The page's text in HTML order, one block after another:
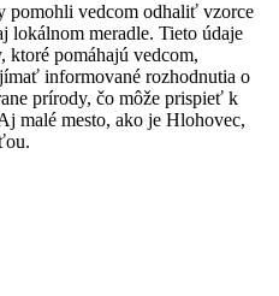
pomohli vedcom odhaliť vzorce
lokálnom meradle. Tieto údaje
ktoré pomáhajú vedcom,
informované rozhodnutia o
prírody, čo môže prispieť k
malé mesto, ako je Hlohovec,